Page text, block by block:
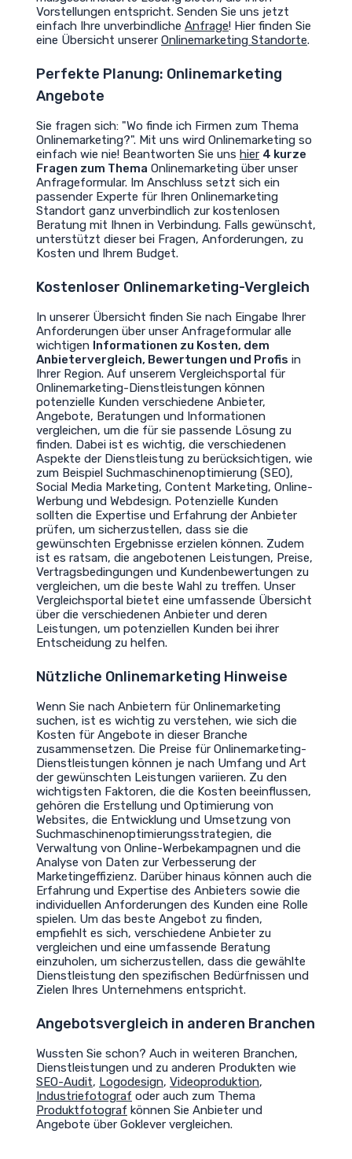
Vorstellungen entspricht. Senden Sie uns jetzt
einfach Ihre unverbindliche Anfrage! Hier finden Sie
eine Übersicht unserer Onlinemarketing Standorte.
Perfekte Planung: Onlinemarketing
Angebote
Sie fragen sich: "Wo finde ich Firmen zum Thema
Onlinemarketing?". Mit uns wird Onlinemarketing so
einfach wie nie! Beantworten Sie uns hier 4 kurze
Fragen zum Thema Onlinemarketing über unser
Anfrageformular. Im Anschluss setzt sich ein
passender Experte für Ihren Onlinemarketing
Standort ganz unverbindlich zur kostenlosen
Beratung mit Ihnen in Verbindung. Falls gewünscht,
unterstützt dieser bei Fragen, Anforderungen, zu
Kosten und Ihrem Budget.
Kostenloser Onlinemarketing-Vergleich
In unserer Übersicht finden Sie nach Eingabe Ihrer
Anforderungen über unser Anfrageformular alle
wichtigen Informationen zu Kosten, dem
Anbietervergleich, Bewertungen und Profis in
Ihrer Region. Auf unserem Vergleichsportal für
Onlinemarketing-Dienstleistungen können
potenzielle Kunden verschiedene Anbieter,
Angebote, Beratungen und Informationen
vergleichen, um die für sie passende Lösung zu
finden. Dabei ist es wichtig, die verschiedenen
Aspekte der Dienstleistung zu berücksichtigen, wie
zum Beispiel Suchmaschinenoptimierung (SEO),
Social Media Marketing, Content Marketing, Online-
Werbung und Webdesign. Potenzielle Kunden
sollten die Expertise und Erfahrung der Anbieter
prüfen, um sicherzustellen, dass sie die
gewünschten Ergebnisse erzielen können. Zudem
ist es ratsam, die angebotenen Leistungen, Preise,
Vertragsbedingungen und Kundenbewertungen zu
vergleichen, um die beste Wahl zu treffen. Unser
Vergleichsportal bietet eine umfassende Übersicht
über die verschiedenen Anbieter und deren
Leistungen, um potenziellen Kunden bei ihrer
Entscheidung zu helfen.
Nützliche Onlinemarketing Hinweise
Wenn Sie nach Anbietern für Onlinemarketing
suchen, ist es wichtig zu verstehen, wie sich die
Kosten für Angebote in dieser Branche
zusammensetzen. Die Preise für Onlinemarketing-
Dienstleistungen können je nach Umfang und Art
der gewünschten Leistungen variieren. Zu den
wichtigsten Faktoren, die die Kosten beeinflussen,
gehören die Erstellung und Optimierung von
Websites, die Entwicklung und Umsetzung von
Suchmaschinenoptimierungsstrategien, die
Verwaltung von Online-Werbekampagnen und die
Analyse von Daten zur Verbesserung der
Marketingeffizienz. Darüber hinaus können auch die
Erfahrung und Expertise des Anbieters sowie die
individuellen Anforderungen des Kunden eine Rolle
spielen. Um das beste Angebot zu finden,
empfiehlt es sich, verschiedene Anbieter zu
vergleichen und eine umfassende Beratung
einzuholen, um sicherzustellen, dass die gewählte
Dienstleistung den spezifischen Bedürfnissen und
Zielen Ihres Unternehmens entspricht.
Angebotsvergleich in anderen Branchen
Wussten Sie schon? Auch in weiteren Branchen,
Dienstleistungen und zu anderen Produkten wie
SEO-Audit, Logodesign, Videoproduktion,
Industriefotograf oder auch zum Thema
Produktfotograf können Sie Anbieter und
Angebote über Goklever vergleichen.